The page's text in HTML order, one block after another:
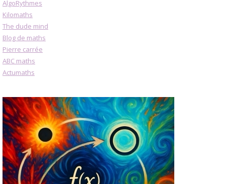
AlgoRythmes
Kilomaths
The dude mind
Blog de maths
Pierre carrée
ABC maths
Actumaths